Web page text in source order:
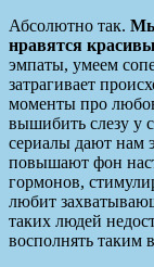
Абсолютно так. Мы
нравятся
эмпаты, умеем
затрагивает
моменты про
вышибить слезу у
сериалы дают нам
повышают фон
гормонов,
любит
таких людей
восполнять таким